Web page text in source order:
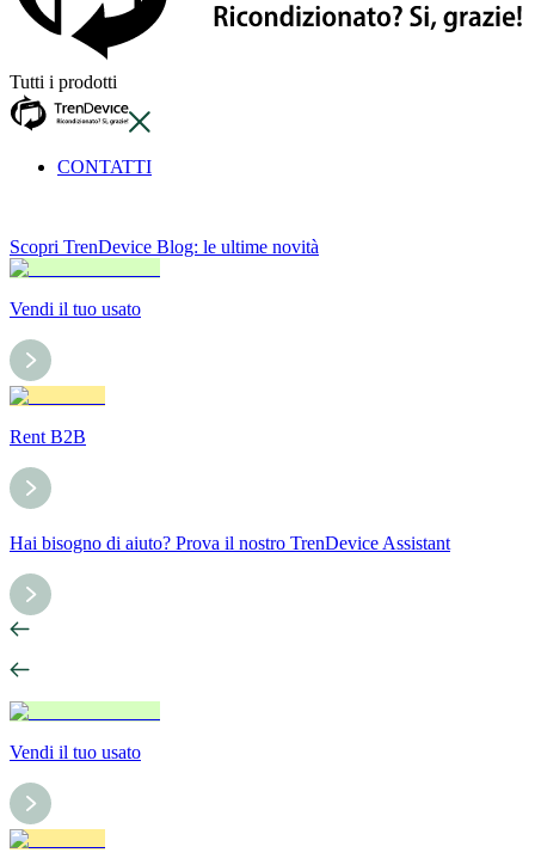
Tutti i prodotti
CONTATTI
Scopri TrenDevice Blog: le ultime novità
Vendi il tuo usato
Rent B2B
Hai bisogno di aiuto? Prova il nostro TrenDevice Assistant
Vendi il tuo usato